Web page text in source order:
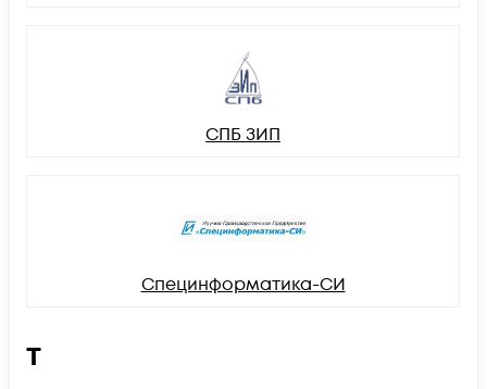
СПБ ЗИП
Специнформатика-СИ
Т